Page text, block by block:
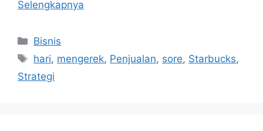
Selengkapnya
Kategori
Bisnis
Tag
hari, mengerek, Penjualan, sore, Starbucks,
Strategi